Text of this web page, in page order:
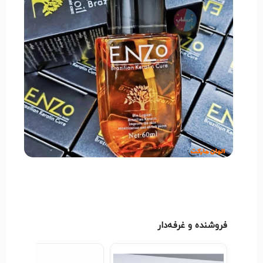
فروشنده و غرفه‌دار